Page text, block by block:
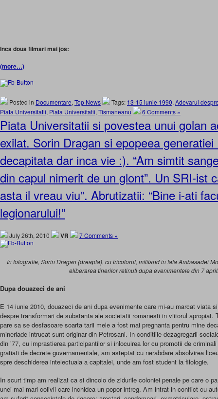
Inca doua filmari mai jos:
(more…)
Posted in Documentare, Top News Tags: 13-15 iunie 1990, Adevarul
Piata Universitatii, Piata Universitatii, Tismaneanu 6 Comments »
Piata Universitatii si povestea unui golan
exilat. Sorin Dragan si epopeea
decapitata dar inca vie :). “Am simtit
din capul nimerit de un glont”. Un SRI-ist
asta il vreau viu”. Abrutizatii: “Bine i-ati
legionarului!”
July 26th, 2010 VR 7 Comments »
In fotografie, Sorin Dragan (dreapta), cu tricolorul, militand in fata Ambasadei
eliberarea tinerilor retinuti dupa evenimentele din 7
Dupa douazeci de ani
E 14 iunie 2010, douazeci de ani dupa evenimente care mi-au marcat viata
despre transformari de substanta ale societatii romanesti in viitorul apropiat.
pare sa se desfasoare soarta tarii mele a fost mai pregnanta pentru mine
mineriade intrucat sunt originar din Petrosani. In conditiile dezagregarii
din ’77, cu imprastierea participantilor si inlocuirea lor cu promotii de
gratiati de decrete guvernamentale, am asteptat cu nerabdare absolvirea
spre deschiderea intelectuala a capitalei, unde am fost student la filologie.
In scurt timp am realizat ca si dincolo de zidurile coloniei penale pe care o
unei mai mari colivii care inchidea un popor intreg. Am intrat in conflict cu